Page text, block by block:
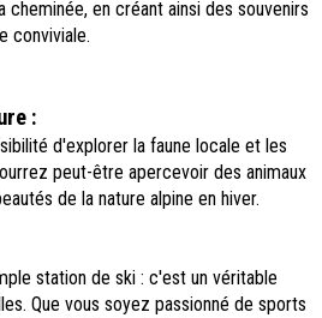
en créant ainsi des souvenirs
conviviale.
:
d'explorer la faune locale et les
peut-être apercevoir des animaux
de la nature alpine en hiver.
station de ski : c'est un véritable
Que vous soyez passionné de sports